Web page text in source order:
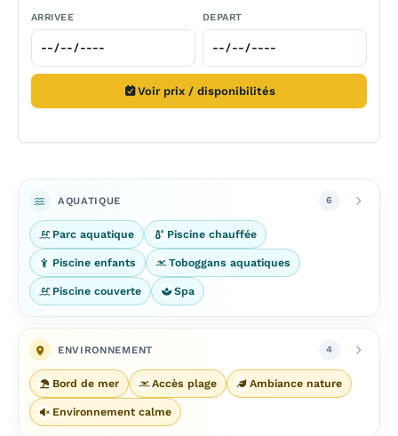
ARRIVEE DEPART
Voir prix / disponibilités
AQUATIQUE 6
Parc aquatique Piscine chauffée
Piscine enfants Toboggans aquatiques
Piscine couverte Spa
ENVIRONNEMENT 4
Bord de mer Accès plage Ambiance nature
Environnement calme